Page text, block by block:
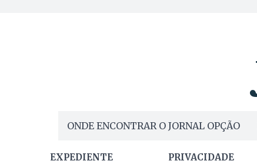
ONDE ENCONTRAR O JORNAL OPÇÃO
EXPEDIENTE PRIVACIDADE